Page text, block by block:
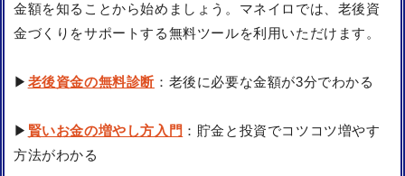
金額を知ることから始めましょう。マネイロでは、老後資
金づくりをサポートする無料ツールを利用いただけます。
▶ 老後資金の無料診断 ：老後に必要な金額が3分でわかる
▶ 賢いお金の増やし方入門 ：貯金と投資でコツコツ増やす
方法がわかる